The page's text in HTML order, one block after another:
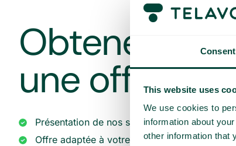
Consent
This website uses
We use cookies to
information about
other information that
Obtenez une
une offre sur
Présentation de nos services
Offre adaptée à votre entreprise